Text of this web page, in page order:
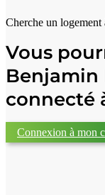
Cherche un logement
Vous
Benjamin
connecté
Connexion à mon